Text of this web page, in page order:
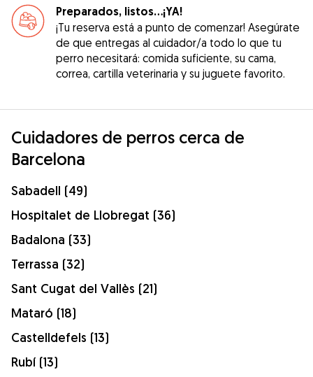
Preparados, listos...¡YA!
¡Tu reserva está a punto de comenzar! Asegúrate
de que entregas al cuidador/a todo lo que tu
perro necesitará: comida suficiente, su cama,
correa, cartilla veterinaria y su juguete favorito.
Cuidadores de perros cerca de
Barcelona
Sabadell (49)
Hospitalet de Llobregat (36)
Badalona (33)
Terrassa (32)
Sant Cugat del Vallès (21)
Mataró (18)
Castelldefels (13)
Rubí (13)